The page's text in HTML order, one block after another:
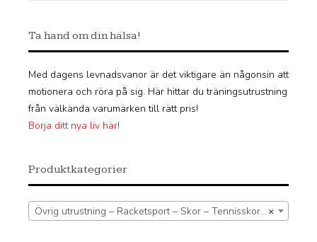
Ta hand om din hälsa!
Med dagens levnadsvanor är det viktigare än någonsin att
motionera och röra på sig. Här hittar du träningsutrustning
från välkända varumärken till rätt pris!
Börja ditt nya liv här!
Produktkategorier
×
Övrig utrustning – Racketsport – Skor – Tennisskor – Tennisskor Herr